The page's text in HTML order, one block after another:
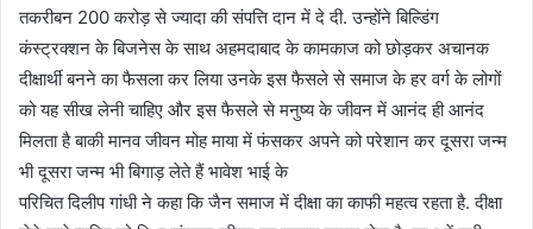
तकरीबन 200 करोड़ से ज्यादा की संपत्ति दान में दे दी. उन्होंने बिल्डिंग
कंस्ट्रक्शन के बिजनेस के साथ अहमदाबाद के कामकाज को छोड़कर अचानक
दीक्षार्थी बनने का फैसला कर लिया उनके इस फैसले से समाज के हर वर्ग के लोगों
को यह सीख लेनी चाहिए और इस फैसले से मनुष्य के जीवन में आनंद ही आनंद
मिलता है बाकी मानव जीवन मोह माया में फंसकर अपने को परेशान कर दूसरा जन्म
भी दूसरा जन्म भी बिगाड़ लेते हैं भावेश भाई के
परिचित दिलीप गांधी ने कहा कि जैन समाज में दीक्षा का काफी महत्व रहता है. दीक्षा